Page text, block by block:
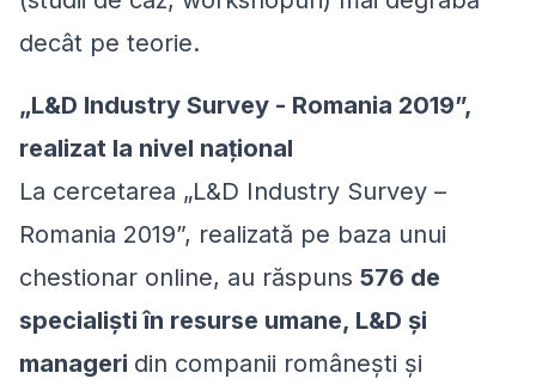
decât pe teorie.
„L&D Industry Survey - Romania 2019”,
realizat la nivel național
La cercetarea „L&D Industry Survey –
Romania 2019”, realizată pe baza unui
chestionar online, au răspuns 576 de
specialiști în resurse umane, L&D și
manageri din companii românești și